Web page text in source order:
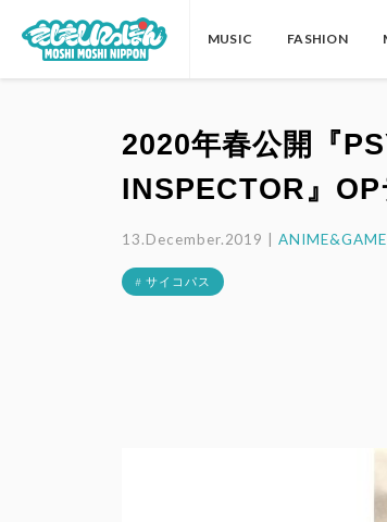
MUSIC FASHION
2020年春公開『
INSPECTOR』
13.December.2019 |ANIME&GAME
# サイコパス